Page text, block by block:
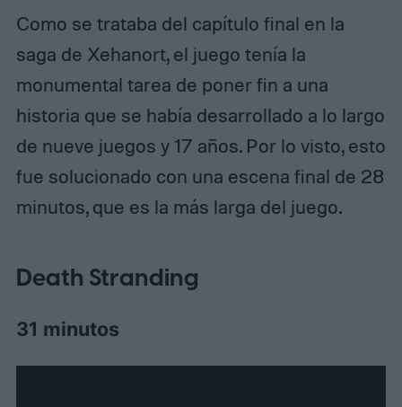
Como se trataba del capítulo final en la
saga de Xehanort, el juego tenía la
monumental tarea de poner fin a una
historia que se había desarrollado a lo largo
de nueve juegos y 17 años. Por lo visto, esto
fue solucionado con una escena final de 28
minutos, que es la más larga del juego.
Death Stranding
31 minutos